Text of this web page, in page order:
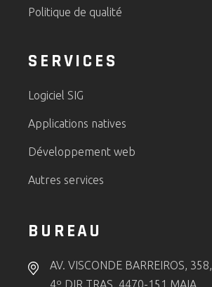
Politique de qualité
SERVICES
Logiciel SIG
Applications natives
Développement web
Autres services
BUREAU
AV. VISCONDE BARREIROS, 358,
4º DIR TRAS, 4470-151 MAIA